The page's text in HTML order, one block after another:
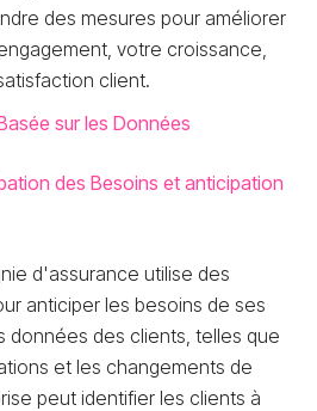
des mesures pour améliorer
votre croissance,
client.
sur les Données
des Besoins et anticipation
d'assurance utilise des
anticiper les besoins de ses
données des clients, telles que
et les changements de
peut identifier les clients à